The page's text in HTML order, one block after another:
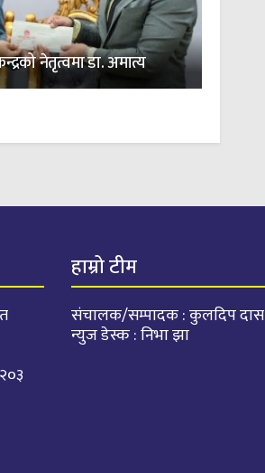
नेतृत्वमा डा. अमात्य
हाम्रो टीम
संचालक/सम्पादक : कुलदिप दास
न्युज डेस्क : निभा झा